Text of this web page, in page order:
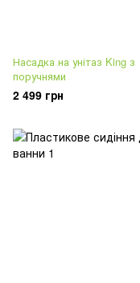
Насадка на унітаз King з
поручнями
2 499 грн